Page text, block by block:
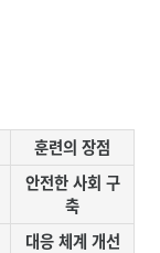
훈련의 장점
안전한 사회 구
축
대응 체계 개선